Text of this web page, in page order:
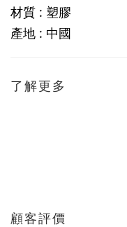
材質 : 塑膠
產地 : 中國
了解更多
顧客評價